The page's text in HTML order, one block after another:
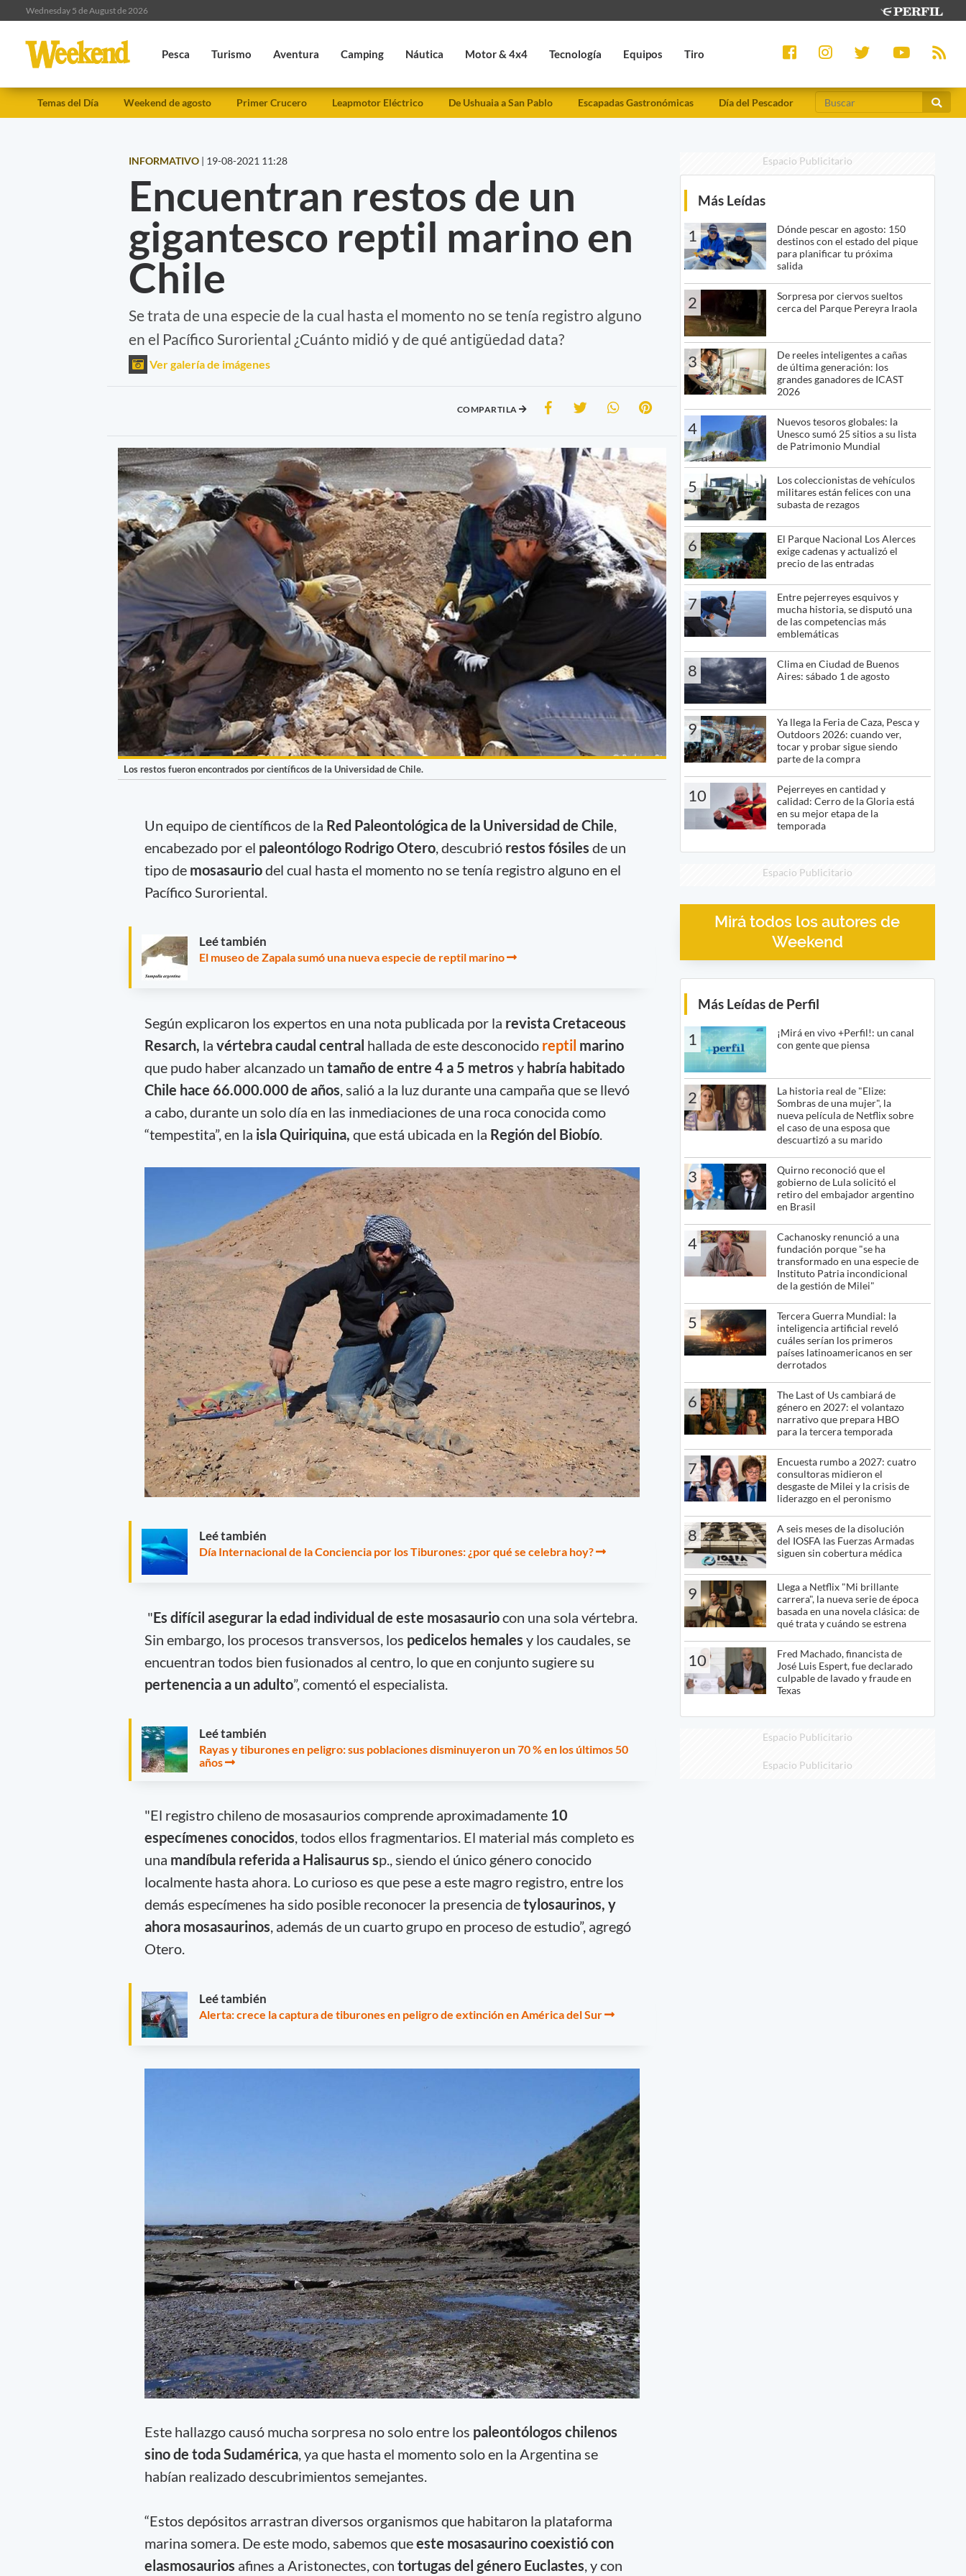
Wednesday 5 de August de 2026
Pesca Turismo Aventura Camping Náutica Motor & 4x4 Tecnología Equipos Tiro
Temas del Día Weekend de agosto Primer Crucero Leapmotor Eléctrico De Ushuaia a San Pablo Escapadas Gastronómicas Día del Pescador
INFORMATIVO | 19-08-2021 11:28
Encuentran restos de un
gigantesco reptil marino en
Chile
Se trata de una especie de la cual hasta el momento no se tenía registro alguno
en el Pacífico Suroriental ¿Cuánto midió y de qué antigüedad data?
Ver galería de imágenes
COMPARTILA
Los restos fueron encontrados por científicos de la Universidad de Chile.
Un equipo de científicos de la Red Paleontológica de la Universidad de Chile
encabezado por el paleontólogo Rodrigo Otero, descubrió restos fósiles de un
tipo de mosasauriodel cual hasta el momento no se tenía registro alguno en el
Pacífico Suroriental.
Leé también
El museo de Zapala sumó una nueva especie de reptil marino
Según explicaron los expertos en una nota publicada por la revista Cretaceous
Resarch, la vértebra caudal central hallada de este desconocido reptil marino
que pudo haber alcanzado un tamaño de entre 4 a 5 metros y habría habitado
Chile hace 66.000.000 de años , salió a la luz durante una campaña que se llevó
a cabo, durante un solo día en las inmediaciones de una roca conocida como
“tempestita”, en la isla Quiriquina, que está ubicada en la Región del Biobío.
Leé también
Día Internacional de la Conciencia por los Tiburones: ¿por qué se celebra hoy?
"Es difícil asegurar la edad individual de este mosasauriocon una sola vértebra.
Sin embargo, los procesos transversos, los pedicelos hemales y los caudales, se
encuentran todos bien fusionados al centro, lo que en conjunto sugiere su
pertenencia a un adulto”, comentó el especialista.
Leé también
Rayas y tiburones en peligro: sus poblaciones disminuyeron un 70 % en los últimos 50
años
"El registro chileno de mosasaurios comprende aproximadamente 10
especímenes conocidos, todos ellos fragmentarios. El material más completo es
una mandíbula referida a Halisaurus sp., siendo el único género conocido
localmente hasta ahora. Lo curioso es que pese a este magro registro, entre los
demás especímenes ha sido posible reconocer la presencia detylosaurinos, y
ahora mosasaurinos, además de un cuarto grupo en proceso de estudio”, agregó
Otero.
Leé también
Alerta: crece la captura de tiburones en peligro de extinción en América del Sur
Este hallazgo causó mucha sorpresa no solo entre los paleontólogos chilenos
sino de toda Sudamérica, ya que hasta el momento solo en la Argentina se
habían realizado descubrimientos semejantes.
“Estos depósitos arrastran diversos organismos que habitaron la plataforma
marina somera. De este modo, sabemos queeste mosasaurino coexistió con
elasmosaurios afines a Aristonectes, con tortugas del género Euclastes , y con
Espacio Publicitario
Más Leídas
1
Dónde pescar en agosto: 150
destinos con el estado del pique
para planificar tu próxima
salida
2
Sorpresa por ciervos sueltos
cerca del Parque Pereyra Iraola
3
De reeles inteligentes a cañas
de última generación: los
grandes ganadores de ICAST
2026
4
Nuevos tesoros globales: la
Unesco sumó 25 sitios a su lista
de Patrimonio Mundial
5
Los coleccionistas de vehículos
militares están felices con una
subasta de rezagos
6
El Parque Nacional Los Alerces
exige cadenas y actualizó el
precio de las entradas
7
Entre pejerreyes esquivos y
mucha historia, se disputó una
de las competencias más
emblemáticas
8
Clima en Ciudad de Buenos
Aires: sábado 1 de agosto
9
Ya llega la Feria de Caza, Pesca y
Outdoors 2026: cuando ver,
tocar y probar sigue siendo
parte de la compra
10
Pejerreyes en cantidad y
calidad: Cerro de la Gloria está
en su mejor etapa de la
temporada
Espacio Publicitario
Mirá todos los autores de
Weekend
Más Leídas de Perfil
1
¡Mirá en vivo +Perfil!: un canal
con gente que piensa
2
La historia real de "Elize:
Sombras de una mujer", la
nueva película de Netflix sobre
el caso de una esposa que
descuartizó a su marido
3
Quirno reconoció que el
gobierno de Lula solicitó el
retiro del embajador argentino
en Brasil
4
Cachanosky renunció a una
fundación porque "se ha
transformado en una especie de
Instituto Patria incondicional
de la gestión de Milei"
5
Tercera Guerra Mundial: la
inteligencia artificial reveló
cuáles serían los primeros
países latinoamericanos en ser
derrotados
6
The Last of Us cambiará de
género en 2027: el volantazo
narrativo que prepara HBO
para la tercera temporada
7
Encuesta rumbo a 2027: cuatro
consultoras midieron el
desgaste de Milei y la crisis de
liderazgo en el peronismo
8
A seis meses de la disolución
del IOSFA las Fuerzas Armadas
siguen sin cobertura médica
9
Llega a Netflix "Mi brillante
carrera", la nueva serie de época
basada en una novela clásica: de
qué trata y cuándo se estrena
10
Fred Machado, financista de
José Luis Espert, fue declarado
culpable de lavado y fraude en
Texas
Espacio Publicitario
Espacio Publicitario